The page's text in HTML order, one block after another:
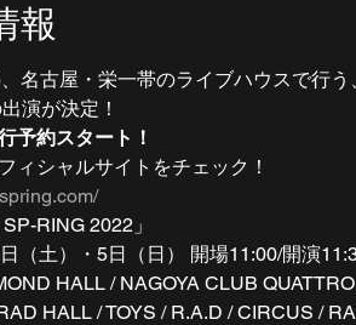
報
名古屋・栄一帯のライブハウスで行
演が決定！
予約スタート！
ィシャルサイトをチェック！
RING 2022」
（土）・5日（日） 開場11:00/開演
HALL / NAGOYA CLUB
HALL / TOYS / R.A.D / CIRCUS /